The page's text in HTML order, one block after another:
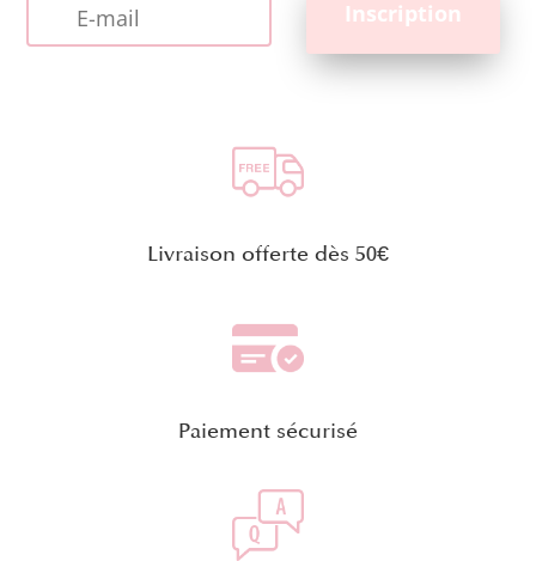
Livraison offerte dès 50€
Paiement sécurisé